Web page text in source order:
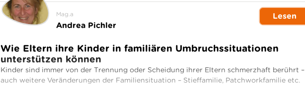
Mag.a
Andrea Pichler
Lesen
Wie Eltern ihre Kinder in familiären Umbruchssituationen
unterstützen können
Kinder sind immer von der Trennung oder Scheidung ihrer Eltern schmerzhaft berührt –
auch weitere Veränderungen der Familiensituation – Stieffamilie, Patchworkfamilie etc.